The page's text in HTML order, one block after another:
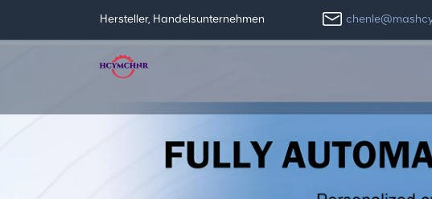
Hersteller, Handelsunternehmen